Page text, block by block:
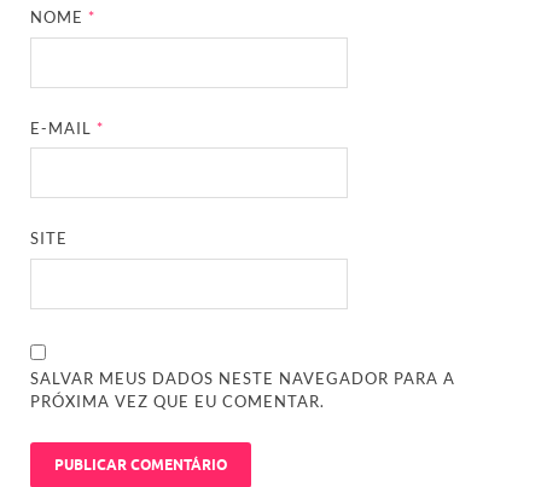
NOME*
E-MAIL*
SITE
SALVAR MEUS DADOS NESTE NAVEGADOR PARA A
PRÓXIMA VEZ QUE EU COMENTAR.